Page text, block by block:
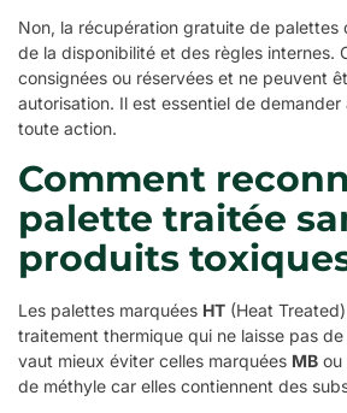
Non, la récupération gratuite de palettes
de la disponibilité et des règles internes.
consignées ou réservées et ne peuvent
autorisation. Il est essentiel de demander
toute action.
Comment
palette traitée
produits
Les palettes marquées HT (Heat
traitement thermique qui ne laisse pas
vaut mieux éviter celles marquées MB ou
de méthyle car elles contiennent des